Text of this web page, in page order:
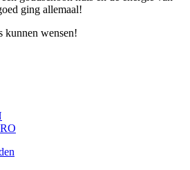
ging allemaal!
kunnen wensen!